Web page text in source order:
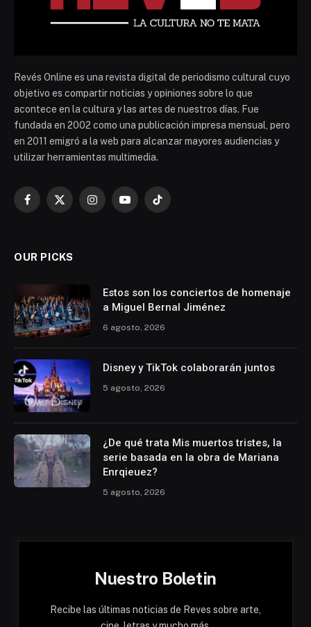
Revés Online es una revista digital de periodismo cultural cuyo
objetivo es compartir noticias y opiniones sobre lo que
acontece en la cultura y las artes de nuestros días. Fue
fundada en 2002 como una publicación impresa mensual, pero
en 2011 emigró a la web para alcanzar mayores audiencias y
utilizar herramientas multimedia.
Facebook
X
InstagramYouTubeTikTok
OUR PICKS
Estos son los conciertos de homenaje
a Miguel Bernal Jiménez
6 agosto, 2026
Disney y TikTok colaborarán juntos
5 agosto, 2026
¿De qué trata Mis muertos tristes, la
serie basada en la obra de Mariana
Enrqieuez?
5 agosto, 2026
Nuestro Boletin
Recibe las últimas noticias de Reves sobre arte,